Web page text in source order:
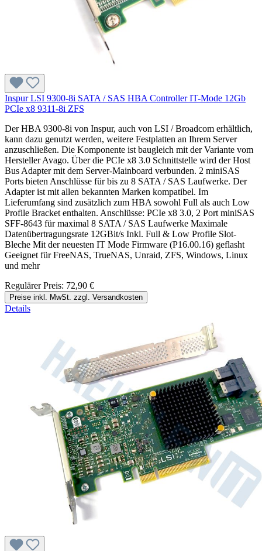
Inspur LSI 9300-8i SATA / SAS HBA Controller IT-Mode 12Gb
PCIe x8 9311-8i ZFS
Der HBA 9300-8i von Inspur, auch von LSI / Broadcom erhältlich,
kann dazu genutzt werden, weitere Festplatten an Ihrem Server
anzuschließen. Die Komponente ist baugleich mit der Variante vom
Hersteller Avago. Über die PCIe x8 3.0 Schnittstelle wird der Host
Bus Adapter mit dem Server-Mainboard verbunden. 2 miniSAS
Ports bieten Anschlüsse für bis zu 8 SATA / SAS Laufwerke. Der
Adapter ist mit allen bekannten Marken kompatibel. Im
Lieferumfang sind zusätzlich zum HBA sowohl Full als auch Low
Profile Bracket enthalten. Anschlüsse: PCIe x8 3.0, 2 Port miniSAS
SFF-8643 für maximal 8 SATA / SAS Laufwerke Maximale
Datenübertragungsrate 12GBit/s Inkl. Full & Low Profile Slot-
Bleche Mit der neuesten IT Mode Firmware (P16.00.16) geflasht
Geeignet für FreeNAS, TrueNAS, Unraid, ZFS, Windows, Linux
und mehr
Regulärer Preis: 72,90 €
Preise inkl. MwSt. zzgl. Versandkosten
Details